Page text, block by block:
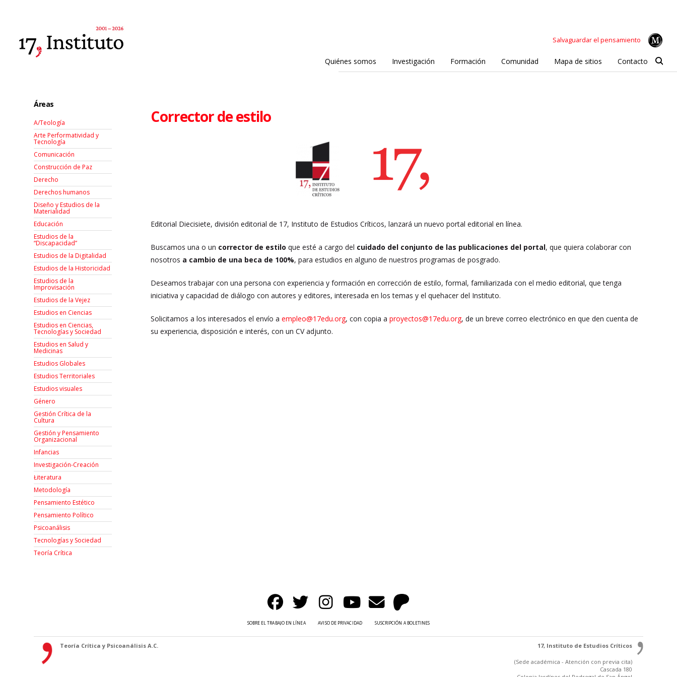
Salvaguardar el pensamiento
Quiénes somos Investigación Formación Comunidad Mapa de sitios Contacto
Corrector de estilo
Editorial Diecisiete, división editorial de 17, Instituto de Estudios Críticos, lanzará un nuevo portal editorial en línea.
Buscamos una o un corrector de estilo que esté a cargo del cuidado del conjunto de las publicaciones del portal, que quiera colaborar con
nosotros a cambio de una beca de 100%, para estudios en alguno de nuestros programas de posgrado.
Deseamos trabajar con una persona con experiencia y formación en corrección de estilo, formal, familiarizada con el medio editorial, que tenga
iniciativa y capacidad de diálogo con autores y editores, interesada en los temas y el quehacer del Instituto.
Solicitamos a los interesados el envío aempleo@17edu.org, con copia aproyectos@17edu.org, de un breve correo electrónico en que den cuenta de
su experiencia, disposición e interés, con un CV adjunto.
Áreas
A/Teología
Arte Performatividad y
Tecnología
Comunicación
Construcción de Paz
Derecho
Derechos humanos
Diseño y Estudios de la
Materialidad
Educación
Estudios de la
“Discapacidad”
Estudios de la Digitalidad
Estudios de la Historicidad
Estudios de la
Improvisación
Estudios de la Vejez
Estudios en Ciencias
Estudios en Ciencias,
Tecnologías y Sociedad
Estudios en Salud y
Medicinas
Estudios Globales
Estudios Territoriales
Estudios visuales
Género
Gestión Crítica de la
Cultura
Gestión y Pensamiento
Organizacional
Infancias
Investigación-Creación
Łiteratura
Metodología
Pensamiento Estético
Pensamiento Político
Psicoanálisis
Tecnologías y Sociedad
Teoría Crítica
SOBRE EL TRABAJO EN LÍNEA AVISO DE PRIVACIDAD SUSCRIPCIÓN A BOLETINES
Teoría Crítica y Psicoanálisis A.C. 17, Instituto de Estudios Críticos
(Sede académica - Atención con previa cita)
Cascada 180